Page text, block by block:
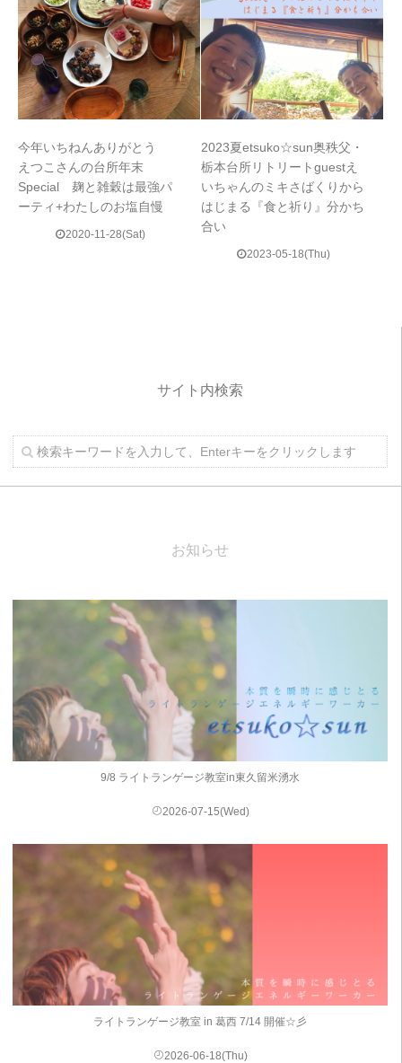
今年いちねんありがとう
えつこさんの台所年末
Special 麹と雑穀は最強パ
ーティ+わたしのお塩自慢
2020-11-28(Sat)
2023夏etsuko☆sun奥秩父・
栃本台所リトリートguestえ
いちゃんのミキさばくりから
はじまる『食と祈り』分かち
合い
2023-05-18(Thu)
サイト内検索
お知らせ
9/8 ライトランゲージ教室in東久留米湧水
2026-07-15(Wed)
ライトランゲージ教室 in 葛西 7/14 開催☆彡
2026-06-18(Thu)